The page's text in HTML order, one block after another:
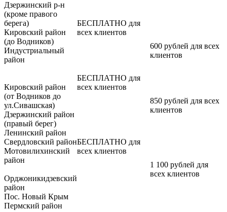
Дзержинский р-н
(кроме правого
берега)
Кировский район
(до Водников)
Индустриальный
район
Кировский район
(от Водников до
ул.Сивашская)
Дзержинский район
(правый берег)
Ленинский район
Свердловский район
Мотовилихинский
район
Орджоникидзевский
район
Пос. Новый Крым
Пермский район
БЕСПЛАТНО для
всех клиентов
БЕСПЛАТНО для
всех клиентов
БЕСПЛАТНО для
всех клиентов
600 рублей для всех
клиентов
850 рублей для всех
клиентов
1 100 рублей для
всех клиентов